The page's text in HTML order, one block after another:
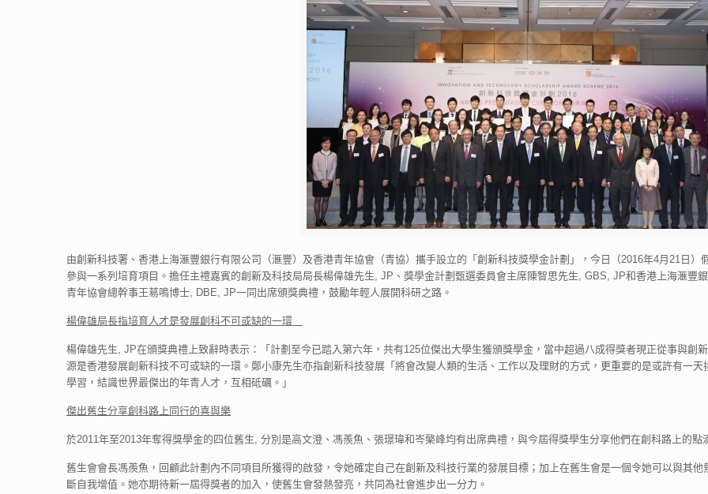
由創新科技署、香港上海滙豐銀行有限公司（滙豐）及香港青年協會（青協）攜手設立的「創新科技獎學金計劃」，今日（2016年4月21日
參與一系列培育項目。擔任主禮嘉賓的創新及科技局局長楊偉雄先生, JP、獎學金計劃甄選委員會主席陳智思先生, GBS, JP和香港上海滙豐
青年協會總幹事王䓪鳴博士, DBE, JP一同出席頒獎典禮，鼓勵年輕人展開科研之路。
楊偉雄局長指培育人才是發展創科不可或缺的一環
楊偉雄先生, JP在頒獎典禮上致辭時表示：「計劃至今已踏入第六年，共有125位傑出大學生獲頒獎學金，當中超過八成得獎者現正從事與創
源是香港發展創新科技不可或缺的一環。鄭小康先生亦指創新科技發展「將會改變人類的生活、工作以及理財的方式，更重要的是或許有一
學習，結識世界最傑出的年青人才，互相砥礪。」
傑出舊生分享創科路上同行的喜與樂
於2011年至2013年奪得獎學金的四位舊生, 分別是高文澄、馮羨魚、張璟瑋和岑檠峰均有出席典禮，與今屆得獎學生分享他們在創科路上的點
舊生會會長馮羨魚，回顧此計劃內不同項目所獲得的啟發，令她確定自己在創新及科技行業的發展目標；加上在舊生會是一個令她可以與其
斷自我增值。她亦期待新一屆得獎者的加入，使舊生會發熱發亮，共同為社會進步出一分力。